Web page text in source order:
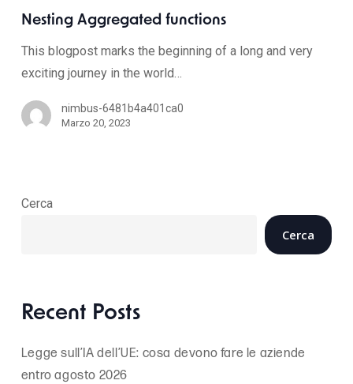
Nesting Aggregated functions
This blogpost marks the beginning of a long and very
exciting journey in the world…
nimbus-6481b4a401ca0
Marzo 20, 2023
Cerca
Cerca
Recent Posts
Legge sull’IA dell’UE: cosa devono fare le aziende
entro agosto 2026